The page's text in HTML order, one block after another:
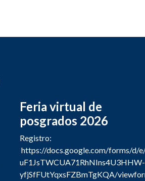
Feria virtual de
posgrados 2026
Registro:
https://docs.google.com/forms/d/
uF1JsTWCUA71RhNIns4U3HHW-
yfjSfFUtYqxsFZBmTgKQA/